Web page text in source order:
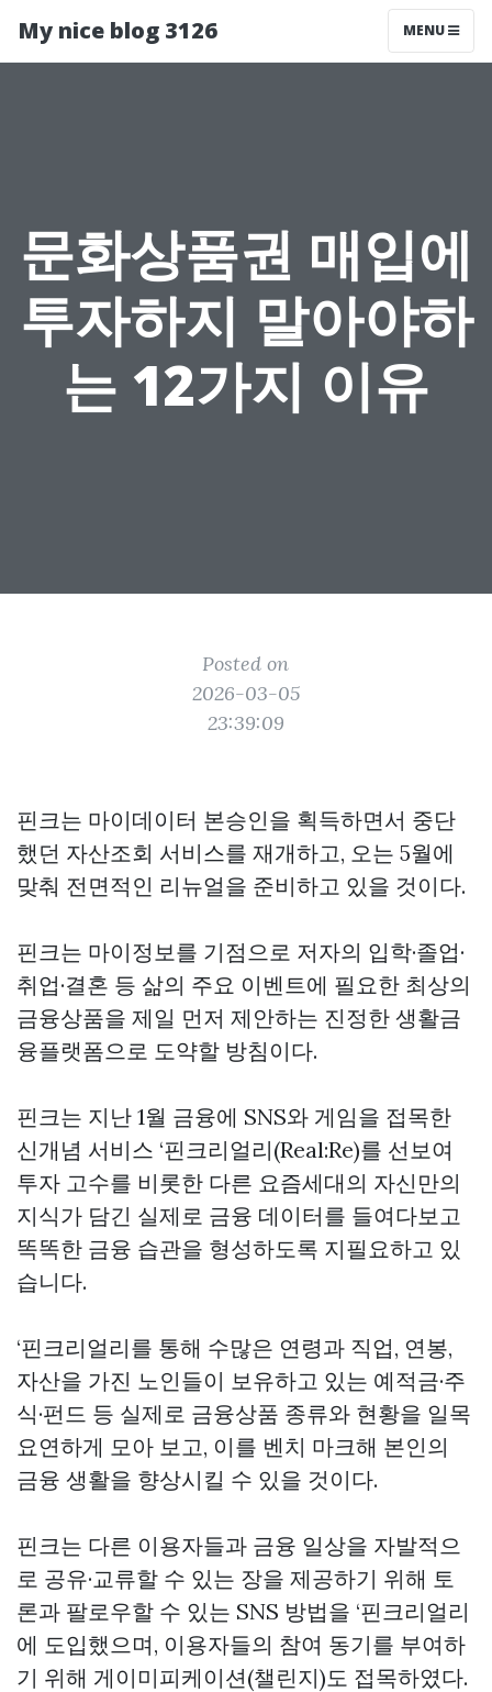
My nice blog 3126 MENU
문화상품권 매입에
투자하지 말아야하
는 12가지 이유
Posted on
2026-03-05
23:39:09
핀크는 마이데이터 본승인을 획득하면서 중단
했던 자산조회 서비스를 재개하고, 오는 5월에
맞춰 전면적인 리뉴얼을 준비하고 있을 것이다.
핀크는 마이정보를 기점으로 저자의 입학·졸업·
취업·결혼 등 삶의 주요 이벤트에 필요한 최상의
금융상품을 제일 먼저 제안하는 진정한 생활금
융플랫폼으로 도약할 방침이다.
핀크는 지난 1월 금융에 SNS와 게임을 접목한
신개념 서비스 ‘핀크리얼리(Real:Re)를 선보여
투자 고수를 비롯한 다른 요즘세대의 자신만의
지식가 담긴 실제로 금융 데이터를 들여다보고
똑똑한 금융 습관을 형성하도록 지필요하고 있
습니다.
‘핀크리얼리를 통해 수많은 연령과 직업, 연봉,
자산을 가진 노인들이 보유하고 있는 예적금·주
식·펀드 등 실제로 금융상품 종류와 현황을 일목
요연하게 모아 보고, 이를 벤치 마크해 본인의
금융 생활을 향상시킬 수 있을 것이다.
핀크는 다른 이용자들과 금융 일상을 자발적으
로 공유·교류할 수 있는 장을 제공하기 위해 토
론과 팔로우할 수 있는 SNS 방법을 ‘핀크리얼리
에 도입했으며, 이용자들의 참여 동기를 부여하
기 위해 게이미피케이션(챌린지)도 접목하였다.